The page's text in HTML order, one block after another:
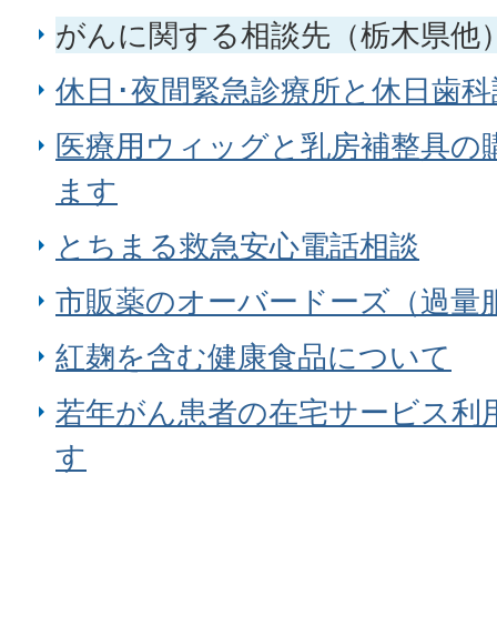
がんに関する相談先（栃木県他
休日･夜間緊急診療所と休日歯
医療用ウィッグと乳房補整具の
ます
とちまる救急安心電話相談
市販薬のオーバードーズ（過量
紅麹を含む健康食品について
若年がん患者の在宅サービス利
す